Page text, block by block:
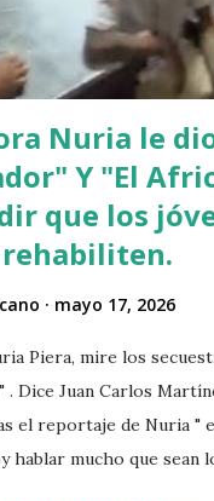
Nuria le
Y "El
que los
mayo 17, 2026
Piera, mire los
. Dice Juan Carlos
el reportaje de Nuria "
hablar mucho que sean